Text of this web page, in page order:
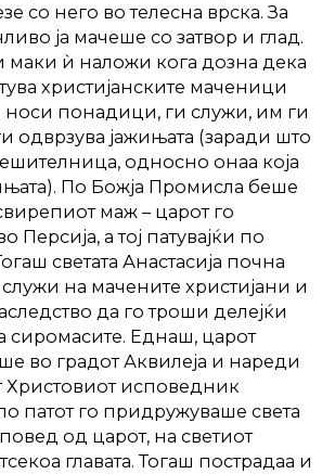
со него во телесна врска. За
ја мачеше со затвор и глад.
маки ѝ наложи кога дозна дека
христијанските маченици
носи понадици, ги служи, им ги
одврзува јажињата (заради што
односно онаа која
По Божја Промисла беше
маж – царот го
Персија, а тој патувајќи по
светата Анастасија почна
на мачените христијани и
да го троши делејќи
сиромасите. Еднаш, царот
во градот Аквилеја и нареди
Христовиот исповедник
патот го придружуваше света
од царот, на светиот
главата. Тогаш пострадаа и